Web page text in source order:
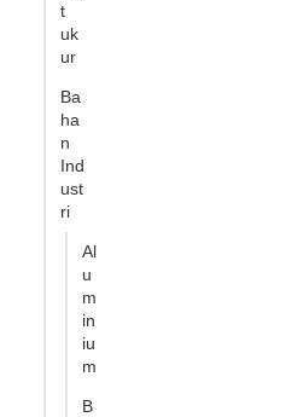
t
uk
ur
Ba
ha
n
Ind
ust
ri
Al
u
m
in
iu
m
B